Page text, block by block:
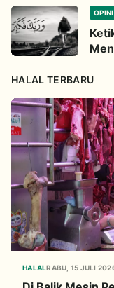
OPINI
HALAL TERBARU
HALALRABU, 15 JULI